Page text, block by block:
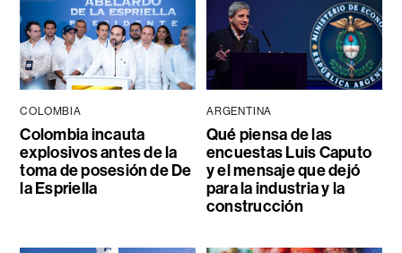
COLOMBIA
Colombia incauta
explosivos antes de la
toma de posesión de De
la Espriella
ARGENTINA
Qué piensa de las
encuestas Luis Caputo
y el mensaje que dejó
para la industria y la
construcción